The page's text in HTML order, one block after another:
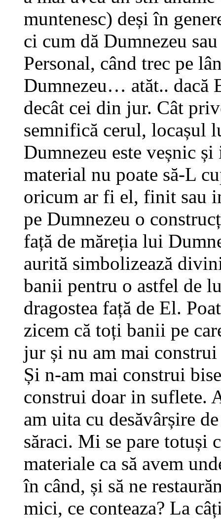
muntenesc) deși în
ci cum dă Dumnezeu
Personal, când trec pe
Dumnezeu… atăt.. dacă
decât cei din jur. Cât
semnifică cerul, locașul
Dumnezeu este veșnic
material nu poate să-L
oricum ar fi el, finit sau
pe Dumnezeu o
față de măreția lui
aurită simbolizează
banii pentru o astfel de
dragostea față de El.
zicem că toți banii pe
jur și nu am mai
Și n-am mai construi
construi doar in suflete.
am uita cu desăvârșire
săraci. Mi se pare totuși
materiale ca să avem
în când, și să ne
mici, ce conteaza? La